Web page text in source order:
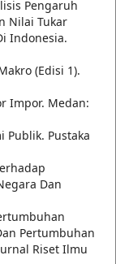
Pengaruh
Nilai Tukar
Indonesia.
(Edisi 1).
Impor. Medan:
Publik. Pustaka
Dan
Pertumbuhan
Riset Ilmu